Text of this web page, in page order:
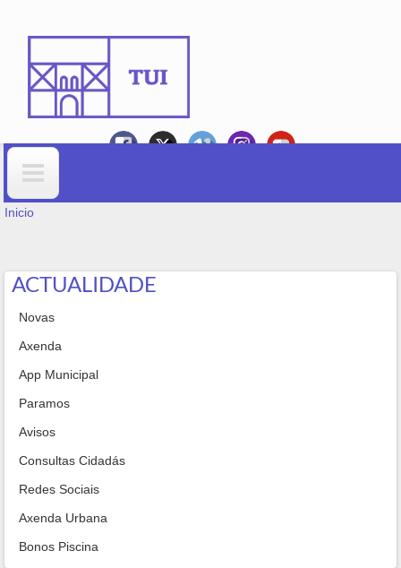
Formulario de busca
VOSTEDE ESTÁ AQUÍ
Inicio
ACTUALIDADE
Novas
Axenda
App Municipal
Paramos
Avisos
Consultas Cidadás
Redes Sociais
Axenda Urbana
Bonos Piscina